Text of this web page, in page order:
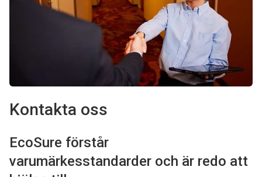
Kontakta oss
EcoSure förstår
varumärkesstandarder och är redo att